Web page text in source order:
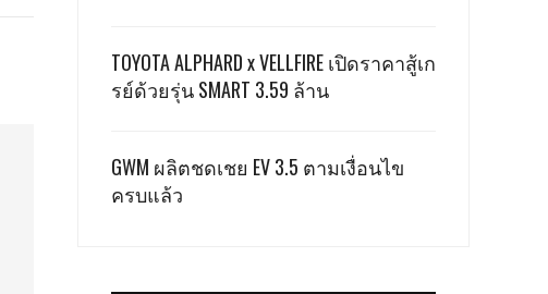
TOYOTA ALPHARD x VELLFIRE เปิดราคาสู้เก
รย์ด้วยรุ่น SMART 3.59 ล้าน
GWM ผลิตชดเชย EV 3.5 ตามเงื่อนไข
ครบแล้ว